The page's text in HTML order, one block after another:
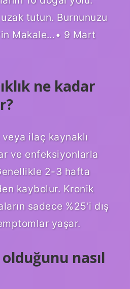
tutun. Burnunuzu
Makale…• 9 Mart
ne kadar
ilaç kaynaklı
ve enfeksiyonlarla
2-3 hafta
kaybolur. Kronik
sadece %25’i dış
yaşar.
nasıl